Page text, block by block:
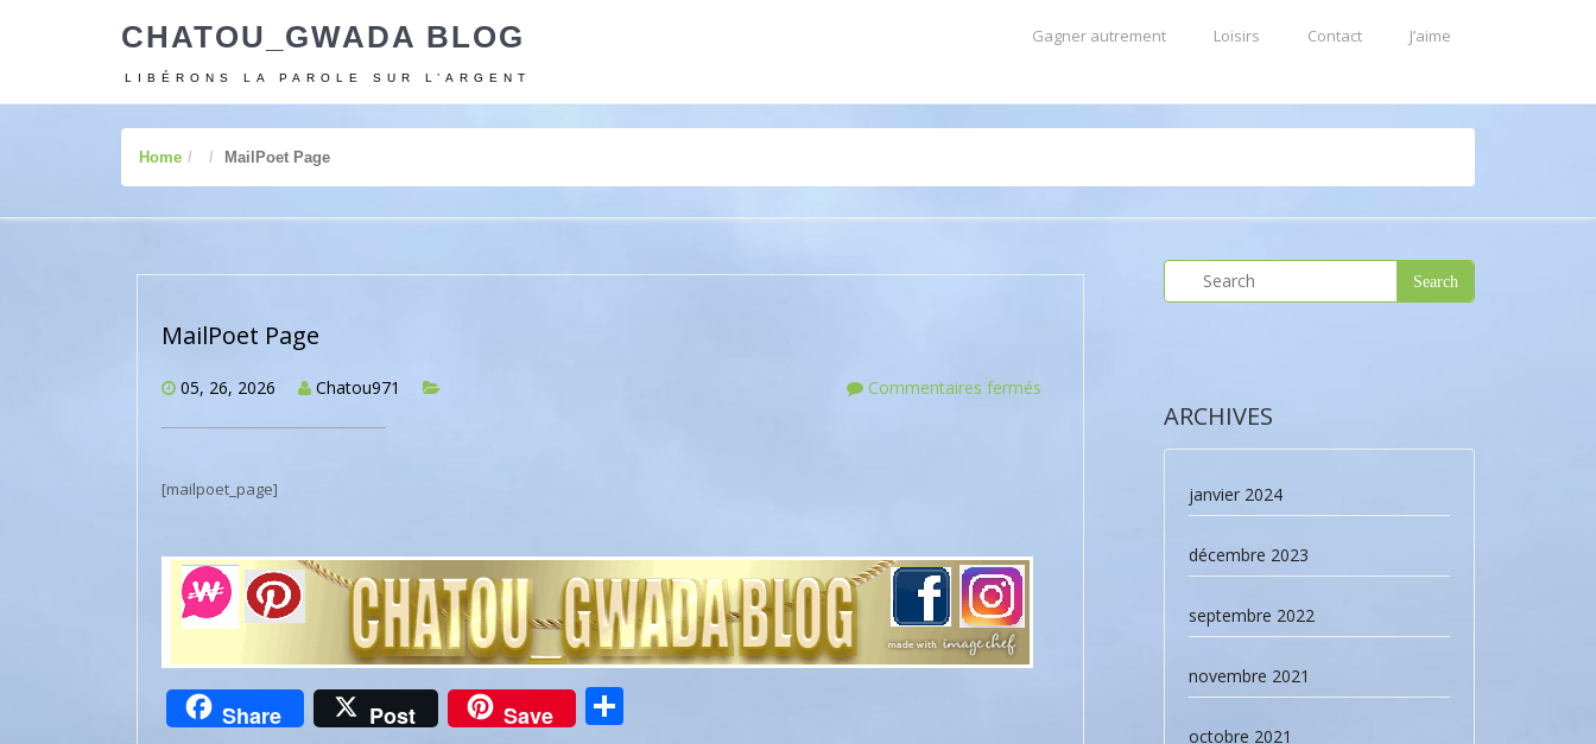
CHATOU_GWADA BLOG
LIBÉRONS LA PAROLE SUR L’ARGENT
Gagner autrement Loisirs Contact J’aime
Home MailPoet Page
MailPoet Page
05, 26, 2026 Chatou971 Commentaires fermés
[mailpoet_page]
Share Post Save
ARCHIVES
janvier 2024
décembre 2023
septembre 2022
novembre 2021
octobre 2021